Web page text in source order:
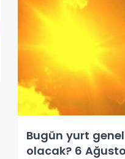
Bugün yurt
olacak? 6